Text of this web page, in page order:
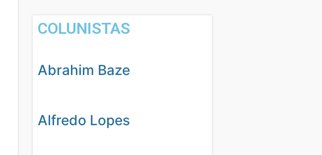
COLUNISTAS
Abrahim Baze
Alfredo Lopes